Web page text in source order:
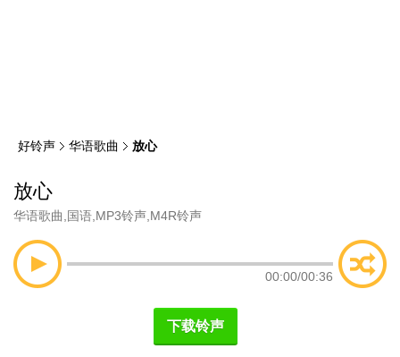
好铃声 华语歌曲 放心
放心
华语歌曲 国语 MP3铃声 M4R铃声
00:00/00:36
下载铃声